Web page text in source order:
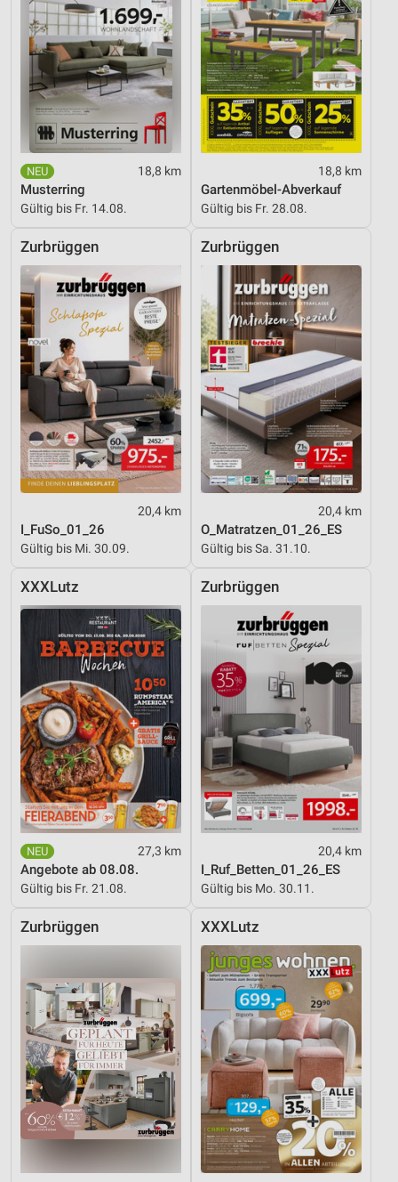
18,8 km
Musterring
Gültig bis Fr. 14.08.
18,8 km
Gartenmöbel-Abverkauf
Gültig bis Fr. 28.08.
Zurbrüggen
20,4 km
I_FuSo_01_26
Gültig bis Mi. 30.09.
Zurbrüggen
20,4 km
O_Matratzen_01_26_ES
Gültig bis Sa. 31.10.
XXXLutz
27,3 km
Angebote ab 08.08.
Gültig bis Fr. 21.08.
Zurbrüggen
20,4 km
I_Ruf_Betten_01_26_ES
Gültig bis Mo. 30.11.
Zurbrüggen XXXLutz